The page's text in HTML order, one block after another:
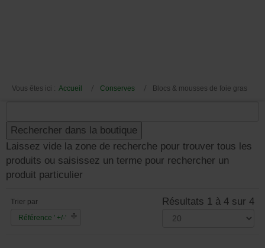
Vous êtes ici : Accueil Conserves Blocs & mousses de foie gras
Laissez vide la zone de recherche pour trouver tous les
produits ou saisissez un terme pour rechercher un
produit particulier
Trier par
Référence ' +/-'
Résultats 1 à 4 sur 4